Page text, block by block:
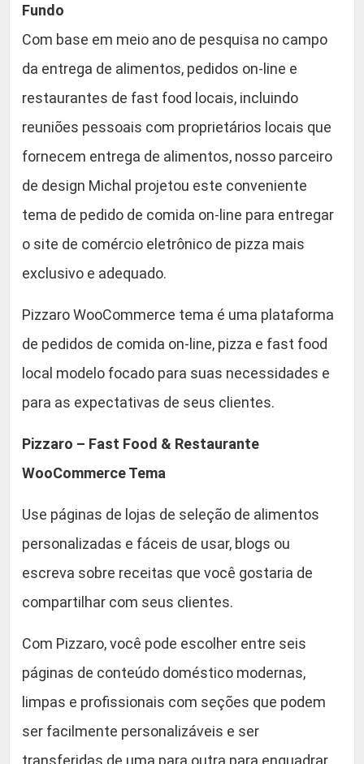
t
a
r
a
n
e
q
u
n
t
d
a
e
Fundo
Com base em meio ano de pesquisa no campo
da entrega de alimentos, pedidos on-line e
restaurantes de fast food locais, incluindo
reuniões pessoais com proprietários locais que
fornecem entrega de alimentos, nosso parceiro
de design Michal projetou este conveniente
tema de pedido de comida on-line para entregar
o site de comércio eletrônico de pizza mais
exclusivo e adequado.
Pizzaro WooCommerce tema é uma plataforma
de pedidos de comida on-line, pizza e fast food
local modelo focado para suas necessidades e
para as expectativas de seus clientes.
Pizzaro – Fast Food & Restaurante
WooCommerce Tema
Use páginas de lojas de seleção de alimentos
personalizadas e fáceis de usar, blogs ou
escreva sobre receitas que você gostaria de
compartilhar com seus clientes.
Com Pizzaro, você pode escolher entre seis
páginas de conteúdo doméstico modernas,
limpas e profissionais com seções que podem
ser facilmente personalizáveis e ser
transferidas de uma para outra para enquadrar